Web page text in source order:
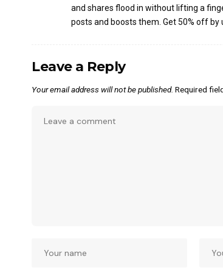
and shares flood in without lifting a
posts and boosts them. Get 50% off by
Leave a Reply
Your email address will not be published. Required